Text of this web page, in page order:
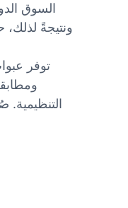
السوق
ونتيجةً
توفر